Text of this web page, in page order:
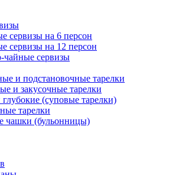
сервизы на 6 персон
сервизы на 12 персон
чайные сервизы
и подстановочные тарелки
и закусочные тарелки
(суповые тарелки)
тарелки
чашки (бульонницы)